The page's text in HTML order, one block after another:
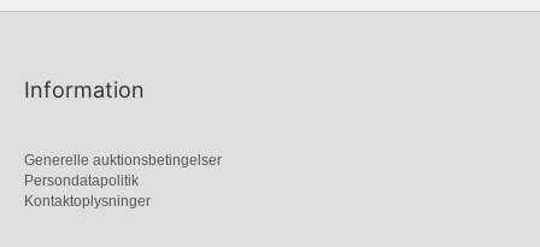
Information
Generelle auktionsbetingelser
Persondatapolitik
Kontaktoplysninger